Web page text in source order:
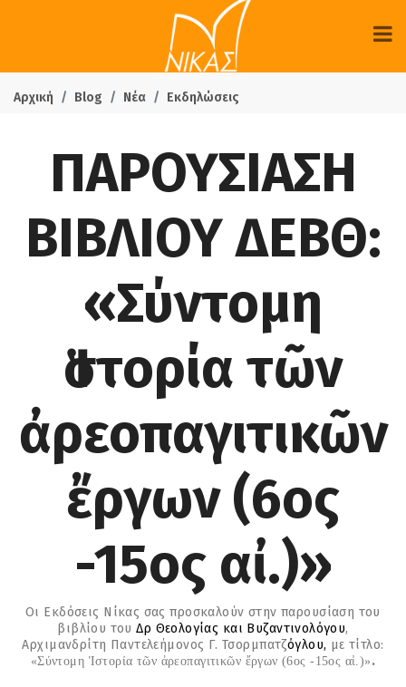
Αρχική Blog Νέα Εκδηλώσεις
ΠΑΡΟΥΣΙΑΣΗ
ΒΙΒΛΙΟΥ ΔΕΒΘ:
«Σύντομη
Ἱστορία τῶν
ἀρεοπαγιτικῶν
ἔργων (6ος
-15ος αἰ.)»
Οι Εκδόσεις Νίκας σας προσκαλούν στην παρουσίαση του
βιβλίου τουΔρ Θεολογίας και Βυζαντινολόγου,
Αρχιμανδρίτη Παντελεήμονος Γ. Τσορμπατζόγλου, με τίτλο:
«Σύντομη Ἱστορία τῶν ἀρεοπαγιτικῶν ἔργων (6ος -15ος αἰ.)» .